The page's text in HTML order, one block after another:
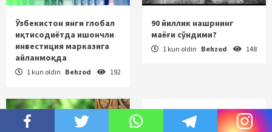
Ўзбекистон янги глобал
иқтисодиётда ишончли
инвестиция марказига
айланмоқда
1 kun oldin Behzod 192
90 йиллик нашрнинг
маёғи сўндими?
1 kun oldin Behzod 148